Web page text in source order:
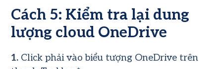
Cách 5: Kiểm tra lại dung
lượng cloud OneDrive
1. Click phải vào biểu tượng OneDrive trên